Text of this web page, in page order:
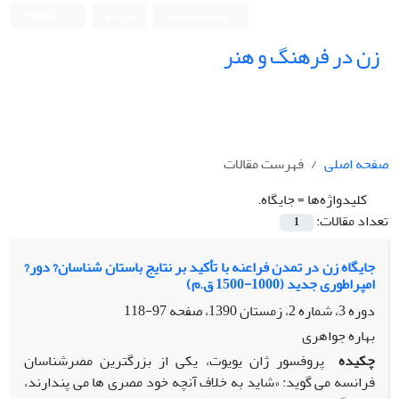
زن در فرهنگ و هنر
صفحه اصلی
فهرست مقالات
کلیدواژه‌ها =جایگاه.
تعداد مقالات:
1
جایگاه زن در تمدن فراعنه با تأکید بر نتایج باستان شناسان? دور?
امپراطوری جدید (1000-1500 ق.م)
دوره 3، شماره 2، زمستان 1390، صفحه
97-118
بهاره جواهری
چکیده پروفسور ژان یویوت، یکی از بزرگترین مصرشناسان
فرانسه می گوید: «شاید به خلاف آنچه خود مصری ها می پندارند،